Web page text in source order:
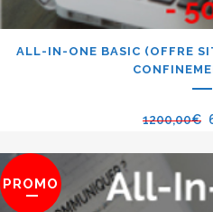
ALL-IN-ONE BASIC (OFFRE
1200,00€
PROMO